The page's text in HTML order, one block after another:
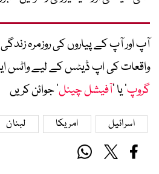
آپ اور آپ کے پیاروں کی روزمرہ
واقعات کی اپ ڈیٹس کے لیے واٹس
گروپ‘ یا ’آفیشل چینل‘ جوائن کریں
اسرائیل امریکا لبنان